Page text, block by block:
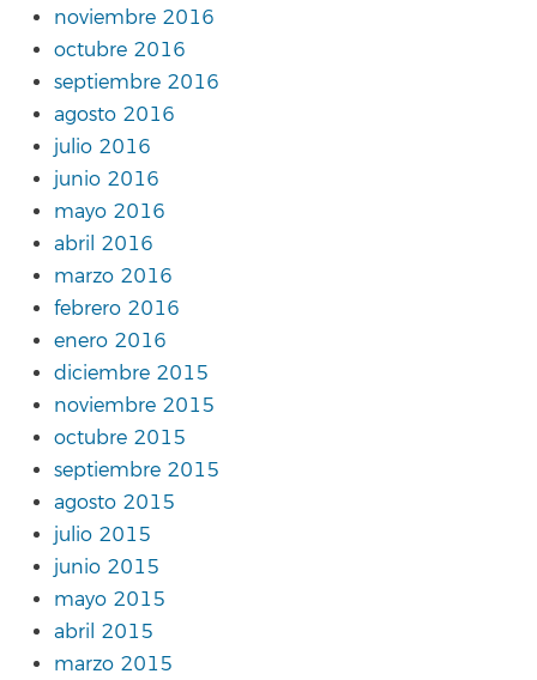
noviembre 2016
octubre 2016
septiembre 2016
agosto 2016
julio 2016
junio 2016
mayo 2016
abril 2016
marzo 2016
febrero 2016
enero 2016
diciembre 2015
noviembre 2015
octubre 2015
septiembre 2015
agosto 2015
julio 2015
junio 2015
mayo 2015
abril 2015
marzo 2015